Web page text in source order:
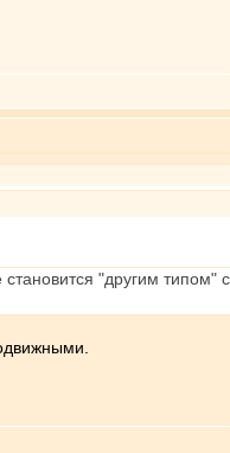
"другим типом"